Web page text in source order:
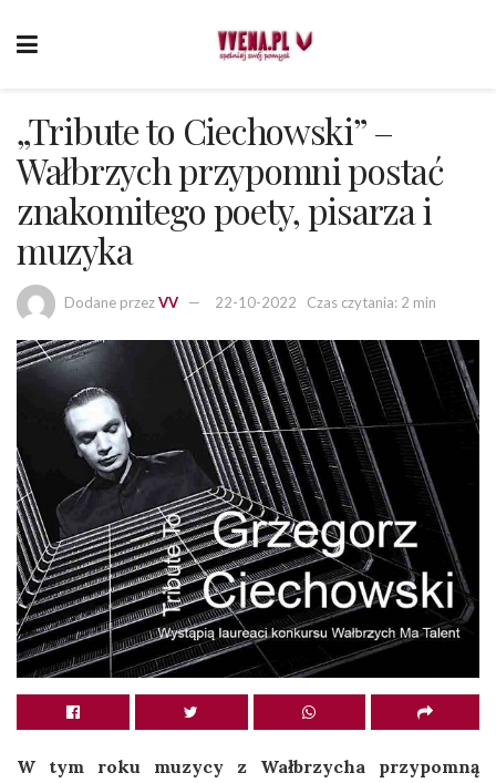
„Tribute to Ciechowski” –
Wałbrzych przypomni postać
znakomitego poety, pisarza i
muzyka
Dodane przezVV 22-10-2022 Czas czytania: 2 min
W tym roku muzycy z Wałbrzycha przypomną